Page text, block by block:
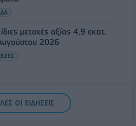
μετοχές αξίας 4,9 εκατ.
2026
ΟΙ ΕΙΔΗΣΕΙΣ